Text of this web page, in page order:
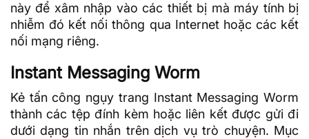
này để xâm nhập vào các thiết bị mà máy tính bị
nhiễm đó kết nối thông qua Internet hoặc các kết
nối mạng riêng.
Instant Messaging Worm
Kẻ tấn công ngụy trang Instant Messaging Worm
thành các tệp đính kèm hoặc liên kết được gửi đi
dưới dạng tin nhắn trên dịch vụ trò chuyện. Mục